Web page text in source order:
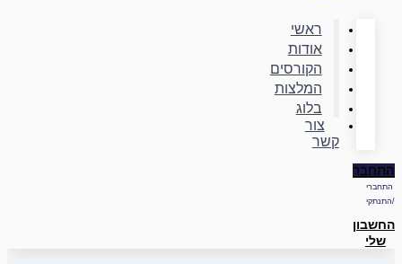
ראשי
אודות
הקורסים
המלצות
בלוג
צור
קשר
התחבר
התחברי
/התנתקי
החשבון
שלי